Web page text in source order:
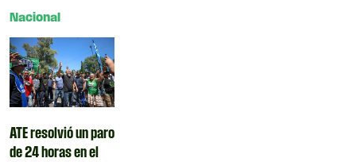
Nacional
ATE resolvió un paro
de 24 horas en el